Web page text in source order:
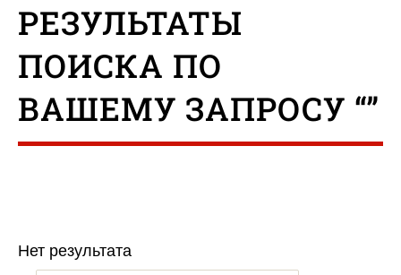
РЕЗУЛЬТАТЫ
ПОИСКА ПО
ВАШЕМУ ЗАПРОСУ “”
Нет результата